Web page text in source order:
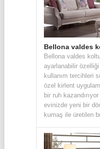
Bellona valdes
Bellona valdes
ayarlanabilir
kullanım tercihleri
özel kirlent
bir ruh
evinizde yeni bir
kumaş ile üretilen